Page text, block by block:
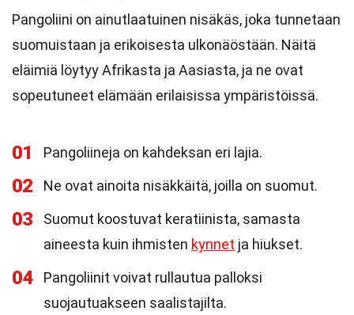
Pangoliini on ainutlaatuinen nisäkäs, joka tunnetaan
suomuistaan ja erikoisesta ulkonäöstään. Näitä
eläimiä löytyy Afrikasta ja Aasiasta, ja ne ovat
sopeutuneet elämään erilaisissa ympäristöissä.
01 Pangoliineja on kahdeksan eri lajia.
02 Ne ovat ainoita nisäkkäitä, joilla on suomut.
03
Suomut koostuvat keratiinista, samasta
aineesta kuin ihmisten kynnet ja hiukset.
04
Pangoliinit voivat rullautua palloksi
suojautuakseen saalistajilta.